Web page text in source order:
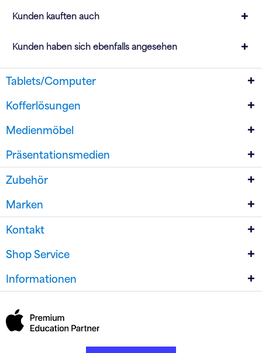
Kunden kauften auch
Kunden haben sich ebenfalls angesehen
Tablets/Computer
Kofferlösungen
Medienmöbel
Präsentationsmedien
Zubehör
Marken
Kontakt
Shop Service
Informationen